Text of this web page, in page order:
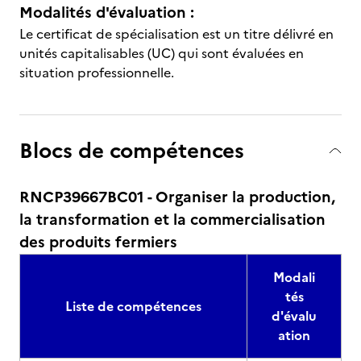
Modalités d'évaluation :
Le certificat de spécialisation est un titre délivré en
unités capitalisables (UC) qui sont évaluées en
situation professionnelle.
Blocs de compétences
RNCP39667BC01 - Organiser la production,
la transformation et la commercialisation
des produits fermiers
Liste de compétences
Modali
tés
d'évalu
ation